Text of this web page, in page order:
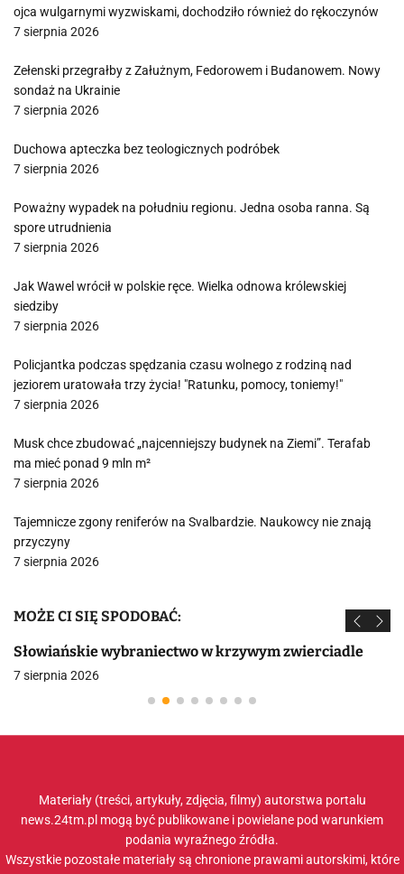
ojca wulgarnymi wyzwiskami, dochodziło również do rękoczynów
7 sierpnia 2026
Zełenski przegrałby z Załużnym, Fedorowem i Budanowem. Nowy
sondaż na Ukrainie
7 sierpnia 2026
Duchowa apteczka bez teologicznych podróbek
7 sierpnia 2026
Poważny wypadek na południu regionu. Jedna osoba ranna. Są
spore utrudnienia
7 sierpnia 2026
Jak Wawel wrócił w polskie ręce. Wielka odnowa królewskiej
siedziby
7 sierpnia 2026
Policjantka podczas spędzania czasu wolnego z rodziną nad
jeziorem uratowała trzy życia! "Ratunku, pomocy, toniemy!"
7 sierpnia 2026
Musk chce zbudować „najcenniejszy budynek na Ziemi”. Terafab
ma mieć ponad 9 mln m²
7 sierpnia 2026
Tajemnicze zgony reniferów na Svalbardzie. Naukowcy nie znają
przyczyny
7 sierpnia 2026
MOŻE CI SIĘ SPODOBAĆ:
Słowiańskie wybraniectwo w krzywym zwierciadle
7 sierpnia 2026
Materiały (treści, artykuły, zdjęcia, filmy) autorstwa portalu
news.24tm.pl mogą być publikowane i powielane pod warunkiem
podania wyraźnego źródła.
Wszystkie pozostałe materiały są chronione prawami autorskimi, które